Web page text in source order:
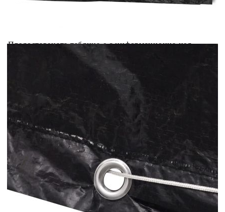
Acest tabel are caracter informativ. Adăugați produsul în
Предоставената таблица е с информационна цел.
Добавете продукта в количката си с бутона "Добави в
количката" и при поръчка ще можете да изберете броя
Предоставената таблица е с информационна цел.
Добавете продукта в количката си с бутона "Добави в
количката" и при поръчка ще можете да изберете броя
вноски на кредита.
Предоставената таблица е с информационна цел.
Добавете продукта в количката си с бутона "Добави в
количката" и при поръчка ще можете да изберете броя
вноски на кредита.
Предоставената таблица е с информационна цел.
Добавете продукта в количката си с бутона "Добави в
количката" и при поръчка ще можете да изберете броя